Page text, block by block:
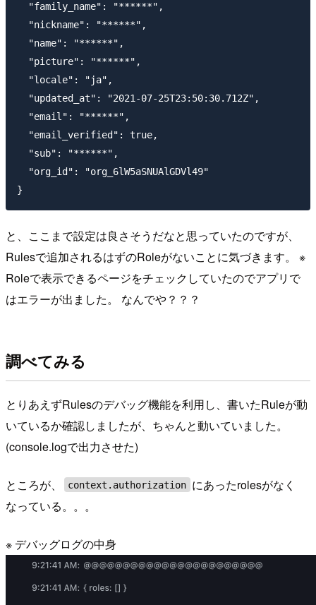
  "family_name": "******",
  "nickname": "******",
  "name": "******",
  "picture": "******",
  "locale": "ja",
  "updated_at": "2021-07-25T23:50:30.712Z",
  "email": "******",
  "email_verified": true,
  "sub": "******",
  "org_id": "org_6lW5aSNUAlGDVl49"
と、ここまで設定は良さそうだなと思っていたのですが、
Rulesで追加されるはずのRoleがないことに気づきます。 ※
Roleで表示できるページをチェックしていたのでアプリで
はエラーが出ました。 なんでや？？？
調べてみる
とりあえずRulesのデバッグ機能を利用し、書いたRuleが動
いているか確認しましたが、ちゃんと動いていました。
(console.logで出力させた)
ところが、 context.authorization にあったrolesがなく
なっている。。。
※ デバッグログの中身